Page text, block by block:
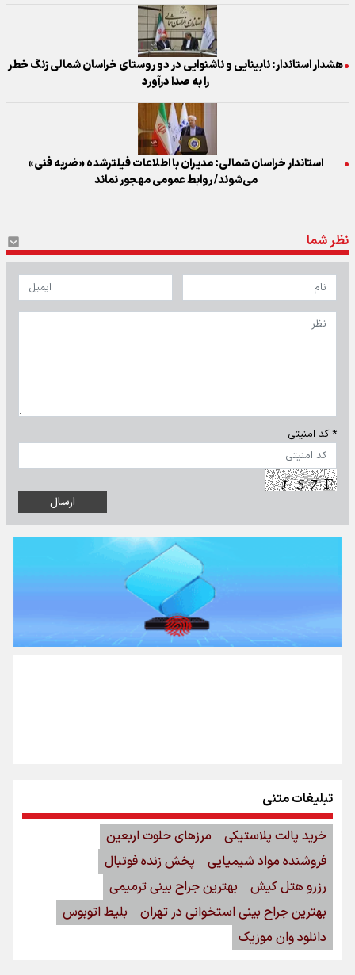
هشدار استاندار: نابینایی و ناشنوایی در دو روستای خراسان شمالی زنگ خطر
را به صدا درآورد
استاندار خراسان شمالی: مدیران با اطلاعات فیلترشده «ضربه فنی»
می‌شوند/ روابط عمومی مهجور نماند
نظر شما
* کد امنیتی
تبلیغات متنی
خرید پالت پلاستیکی
مرزهای خلوت اربعین
فروشنده مواد شیمیایی
پخش زنده فوتبال
رزرو هتل کیش
بهترین جراح بینی ترمیمی
بهترین جراح بینی استخوانی در تهران
بلیط اتوبوس
دانلود وان موزیک